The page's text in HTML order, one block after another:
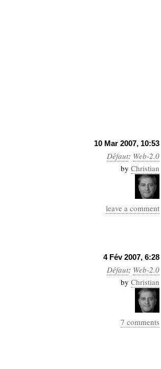
10 Mar 2007, 10:53
Défaut: Web-2.0
by Christian
leave a comment
4 Fév 2007, 6:28
Défaut: Web-2.0
by Christian
7 comments
stiegler
support_numérique
système_d'information
technologies
travail
Web-2.0Web-
économie écriture
Archives